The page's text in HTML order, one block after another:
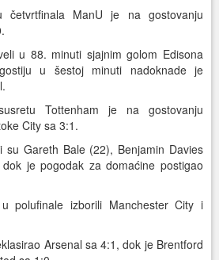
četvrtfinala ManU je na gostovanju
u 88. minuti sjajnim golom Edisona
u šestoj minuti nadoknade je
Tottenham je na gostovanju
City sa 3:1.
su Gareth Bale (22), Benjamin Davies
je pogodak za domaćine postigao
polufinale izborili Manchester City i
Arsenal sa 4:1, dok je Brentford